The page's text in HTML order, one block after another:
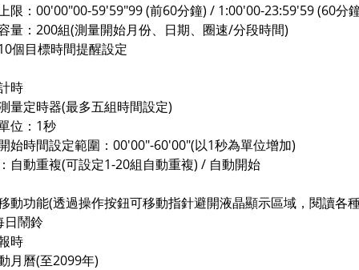
：00'00"00-59'59"99 (前60分鐘) / 1:00'00-23:59'59 (60分
：200組(測量開始月份、日期、圈速/分段時間)
目標時間提醒設定
時
定時器(最多五組時間設定)
：1秒
時間設定範圍：00'00"-60'00"(以1秒為單位增加)
動重複(可設定1-20組自動重複) / 自動開始
動功能(透過操作按鈕可移動指針避開液晶顯示區域，閱讀各
日鬧鈴
時
月曆(至2099年)